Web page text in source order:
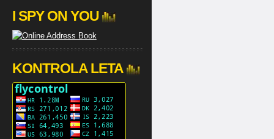
I SPY ON YOU
KONTROLA LETA